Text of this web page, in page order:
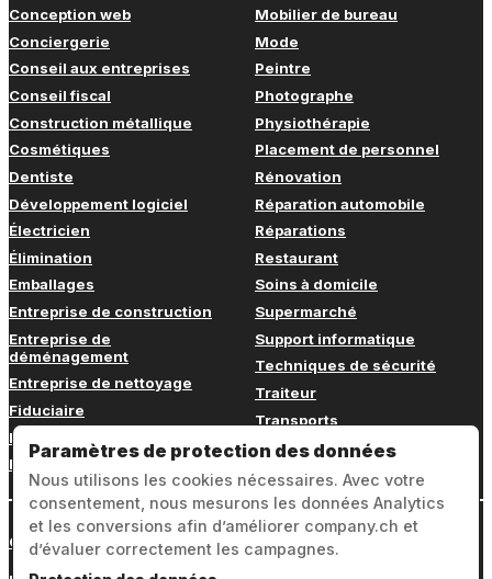
Conception web
Conciergerie
Conseil aux entreprises
Conseil fiscal
Construction métallique
Cosmétiques
Dentiste
Développement logiciel
Électricien
Élimination
Emballages
Entreprise de construction
Entreprise de
déménagement
Entreprise de nettoyage
Fiduciaire
Fitness
Formation continue
Mobilier de bureau
Mode
Peintre
Photographe
Physiothérapie
Placement de personnel
Rénovation
Réparation automobile
Réparations
Restaurant
Soins à domicile
Supermarché
Support informatique
Techniques de sécurité
Traiteur
Transports
Vétérinaire
Connexion
Paramètres de protection des données
Nous utilisons les cookies nécessaires. Avec votre
consentement, nous mesurons les données Analytics
et les conversions afin d’améliorer company.ch et
d’évaluer correctement les campagnes.